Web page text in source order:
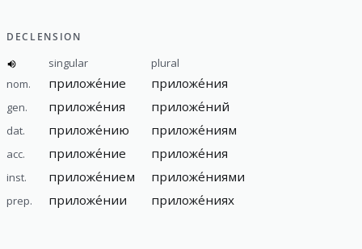
DECLENSION
singular
plural
nom.
приложе́ние приложе́ния
gen. приложе́ния приложе́ний
dat. приложе́нию приложе́ниям
acc. приложе́ние приложе́ния
inst. приложе́нием приложе́ниями
prep. приложе́нии приложе́ниях